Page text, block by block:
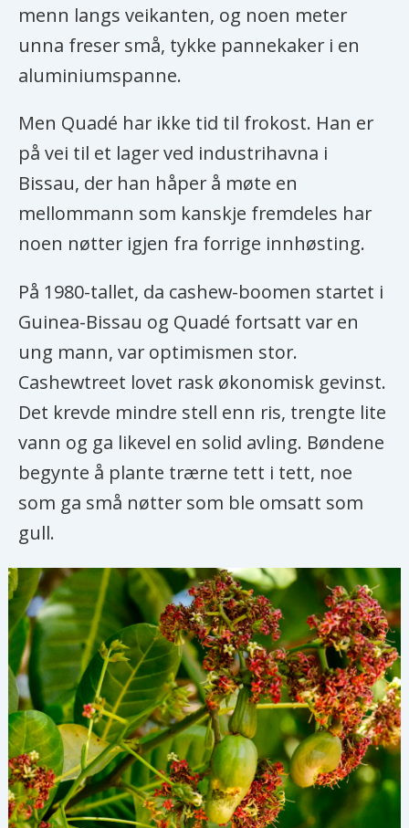
menn langs veikanten, og noen meter
unna freser små, tykke pannekaker i en
aluminiumspanne.
Men Quadé har ikke tid til frokost. Han er
på vei til et lager ved industrihavna i
Bissau, der han håper å møte en
mellommann som kanskje fremdeles har
noen nøtter igjen fra forrige innhøsting.
På 1980-tallet, da cashew-boomen startet i
Guinea-Bissau og Quadé fortsatt var en
ung mann, var optimismen stor.
Cashewtreet lovet rask økonomisk gevinst.
Det krevde mindre stell enn ris, trengte lite
vann og ga likevel en solid avling. Bøndene
begynte å plante trærne tett i tett, noe
som ga små nøtter som ble omsatt som
gull.